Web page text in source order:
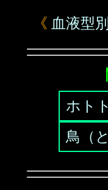
《 血液型
ホト
鳥（